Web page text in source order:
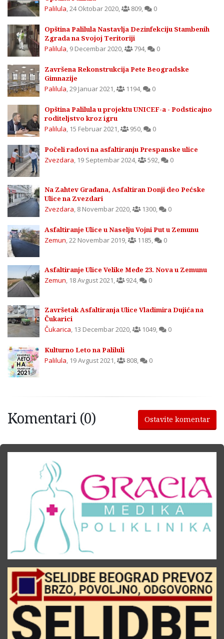
Palilula,24 Oktobar 2020, 809, 0
Opština Palilula Nastavlja Dezinfekciju Stambenih
Zgrada na Svojoj Teritoriji
Palilula, 9 Decembar 2020, 794, 0
Završena Rekonstrukcija Pete Beogradske
Gimnazije
Palilula,29 Januar 2021, 1194, 0
Opština Palilula u projektu UNICEF-a - Podsticajno
roditeljstvo kroz igru
Palilula, 15 Februar 2021, 950, 0
Počeli radovi na asfaltiranju Prespanske ulice
Zvezdara, 19 Septembar 2024, 592, 0
Na Zahtev Građana, Asfaltiran Donji deo Pećske
Ulice na Zvezdari
Zvezdara, 8 Novembar 2020, 1300, 0
Asfaltiranje Ulice u Naselju Vojni Put u Zemunu
Zemun,22 Novembar 2019, 1185, 0
Asfaltiranje Ulice Velike Međe 23. Nova u Zemunu
Zemun, 18 Avgust 2021, 924, 0
Završetak Asfaltiranja Ulice Vladimira Dujića na
Čukarici
Čukarica, 13 Decembar 2020, 1049, 0
Kulturno Leto na Paliluli
Palilula, 19 Avgust 2021, 808, 0
Komentari (0) Ostavite komentar